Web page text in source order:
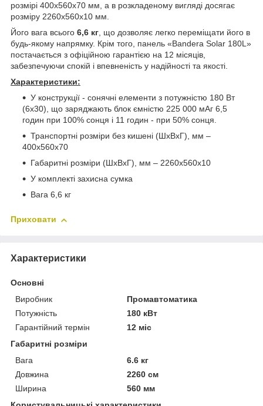
розмірі 400х560х70 мм, а в розкладеному вигляді досягає
розміру 2260х560х10 мм.
Його вага всього 6,6 кг, що дозволяє легко переміщати його в
будь-якому напрямку. Крім того, панель «Bandera Solar 180L»
постачається з офіційною гарантією на 12 місяців,
забезпечуючи спокій і впевненість у надійності та якості.
Характеристики:
У конструкції - сонячні елементи з потужністю 180 Вт
(6x30), що заряджають блок ємністю 225 000 мАг 6,5
годин при 100% сонця і 11 годин - при 50% сонця.
Транспортні розміри без кишені (ШхВхГ), мм –
400х560х70
Габаритні розміри (ШхВхГ), мм – 2260х560х10
У комплекті захисна сумка
Вага 6,6 кг
Приховати
Характеристики
Основні
Виробник
Промавтоматика
Потужність
180 кВт
Гарантійний термін
12 міс
Габаритні розміри
Вага
6.6 кг
Довжина
2260 см
Ширина
560 мм